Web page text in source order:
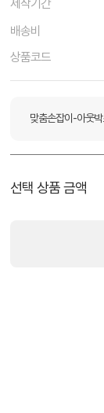
제작기간
배송비
상품코드
맞춤손잡이-아웃
선택 상품 금액